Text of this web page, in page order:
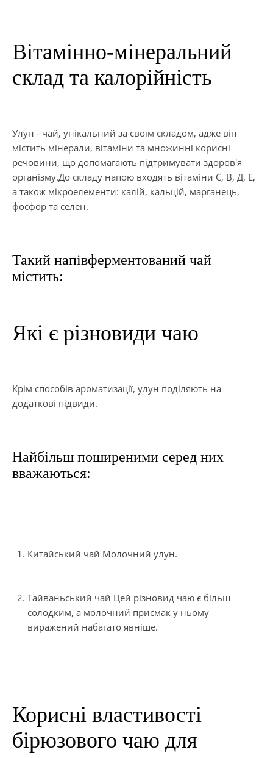
Вітамінно-мінеральний
склад та калорійність
Улун - чай, унікальний за своїм складом, адже він
містить мінерали, вітаміни та множинні корисні
речовини, що допомагають підтримувати здоров'я
організму.До складу напою входять вітаміни С, В, Д, Е,
а також мікроелементи: калій, кальцій, марганець,
фосфор та селен.
Такий напівферментований чай
містить:
Які є різновиди чаю
Крім способів ароматизації, улун поділяють на
додаткові підвиди.
Найбільш поширеними серед них
вважаються:
Китайський чай Молочний улун.
Тайваньський чай Цей різновид чаю є більш
солодким, а молочний присмак у ньому
виражений набагато явніше.
Корисні властивості
бірюзового чаю для